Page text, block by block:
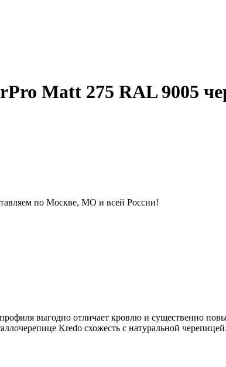
Matt 275 RAL 9005
по Москве, МО и всей России!
выгодно отличает кровлю и существенно
Kredo схожесть с натуральной